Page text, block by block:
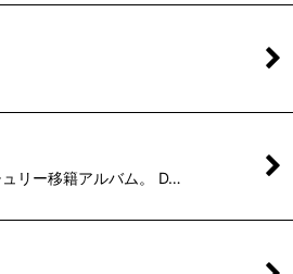
リー移籍アルバム。 D…